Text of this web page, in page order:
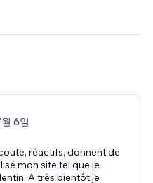
6일
réactifs, donnent de
mon site tel que je
A très bientôt je